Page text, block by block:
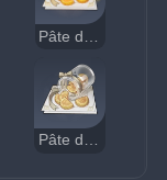
Pâte de fruits (suspecte)